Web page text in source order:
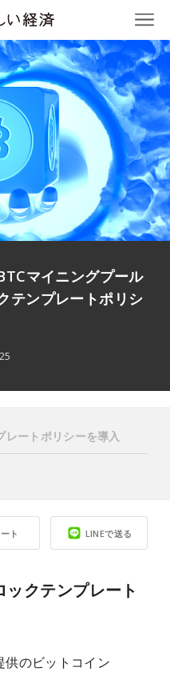
マイニングプール
テンプレートポリシ
ト LINEで送る
ックテンプレート
のビットコイン
レートポリシーを導入